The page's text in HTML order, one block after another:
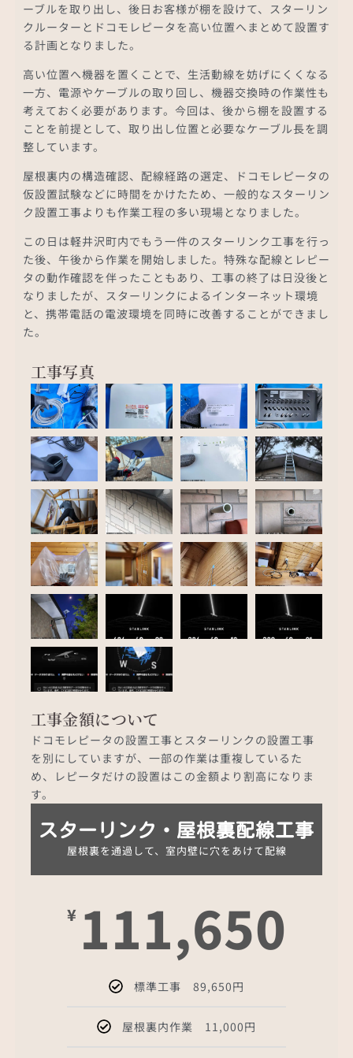
ーブルを取り出し、後日お客様が棚を設けて、スターリン
クルーターとドコモレピータを高い位置へまとめて設置す
る計画となりました。
高い位置へ機器を置くことで、生活動線を妨げにくくなる
一方、電源やケーブルの取り回し、機器交換時の作業性も
考えておく必要があります。今回は、後から棚を設置する
ことを前提として、取り出し位置と必要なケーブル長を調
整しています。
屋根裏内の構造確認、配線経路の選定、ドコモレピータの
仮設置試験などに時間をかけたため、一般的なスターリン
ク設置工事よりも作業工程の多い現場となりました。
この日は軽井沢町内でもう一件のスターリンク工事を行っ
た後、午後から作業を開始しました。特殊な配線とレピー
タの動作確認を伴ったこともあり、工事の終了は日没後と
なりましたが、スターリンクによるインターネット環境
と、携帯電話の電波環境を同時に改善することができまし
た。
工事写真
工事金額について
ドコモレピータの設置工事とスターリンクの設置工事
を別にしていますが、一部の作業は重複しているた
め、レピータだけの設置はこの金額より割高になりま
す。
スターリンク・屋根裏配線工事
屋根裏を通過して、室内壁に穴をあけて配線
¥ 111,650
標準工事 89,650円
屋根裏内作業 11,000円